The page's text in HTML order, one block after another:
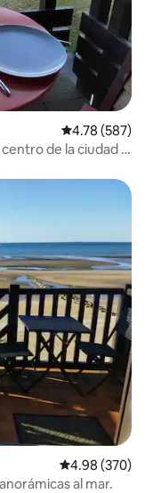
Calificación
4.78 (587)
de la ciudad a
Calificación
4.98 (370)
al mar.